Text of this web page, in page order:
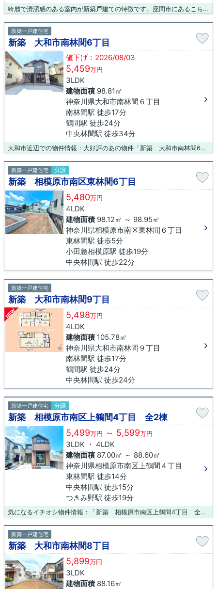
綺麗で清潔感のある室内が新築戸建ての特徴です。座間市にあるこちらの物件に関して、何か気になる点などがございましたら、当社スタッフまでお気軽にご質問くださいませ。
新築一戸建住宅
新築 大和市南林間6丁目
値下げ：2026/08/03
5,459万円
3LDK
建物面積98.81㎡
神奈川県大和市南林間６丁目
南林間駅 徒歩17分
鶴間駅 徒歩24分
中央林間駅 徒歩34分
大和市近辺での物件情報：大好評のあの物件「新築 大和市南林間6丁目」。物件から230mの場所には大和南林間六郵便局があります。コチラの物件は、新築の戸建て物件で設備も充実しています。大和市にある不動産が気になる方は、ぜひ当社までお問い合わせください。地域情報などと併せて、不動産の詳細情報をご紹介致します。
新築一戸建住宅 分譲
新築 相模原市南区東林間6丁目
5,480万円
4LDK
建物面積98.12㎡ ～ 98.95㎡
神奈川県相模原市南区東林間６丁目
東林間駅 徒歩5分
小田急相模原駅 徒歩19分
中央林間駅 徒歩22分
新築一戸建住宅
新築 大和市南林間9丁目
NEW 5,498万円
4LDK
建物面積105.78㎡
神奈川県大和市南林間９丁目
南林間駅 徒歩17分
鶴間駅 徒歩24分
中央林間駅 徒歩24分
新築一戸建住宅 分譲
新築 相模原市南区上鶴間4丁目 全2棟
5,499万円 ～ 5,599万円
3LDK ・ 4LDK
建物面積87.00㎡ ～ 88.60㎡
神奈川県相模原市南区上鶴間４丁目
東林間駅 徒歩14分
中央林間駅 徒歩15分
つきみ野駅 徒歩19分
気になるイチオシ物件情報：「新築 相模原市南区上鶴間4丁目 全2棟」。徒歩6分の場所に相模原市立上鶴間小学校があります。多くの方から高いニーズのある、内装もピカピカの新築戸建ての物件です。気になる物件が見つかったなら、まずは見学しましょう。百聞は一見に如かずです。当社では見学のご予約を承っております。ぜひご検討ください。
新築一戸建住宅
新築 大和市南林間8丁目
5,899万円
3LDK
建物面積88.16㎡